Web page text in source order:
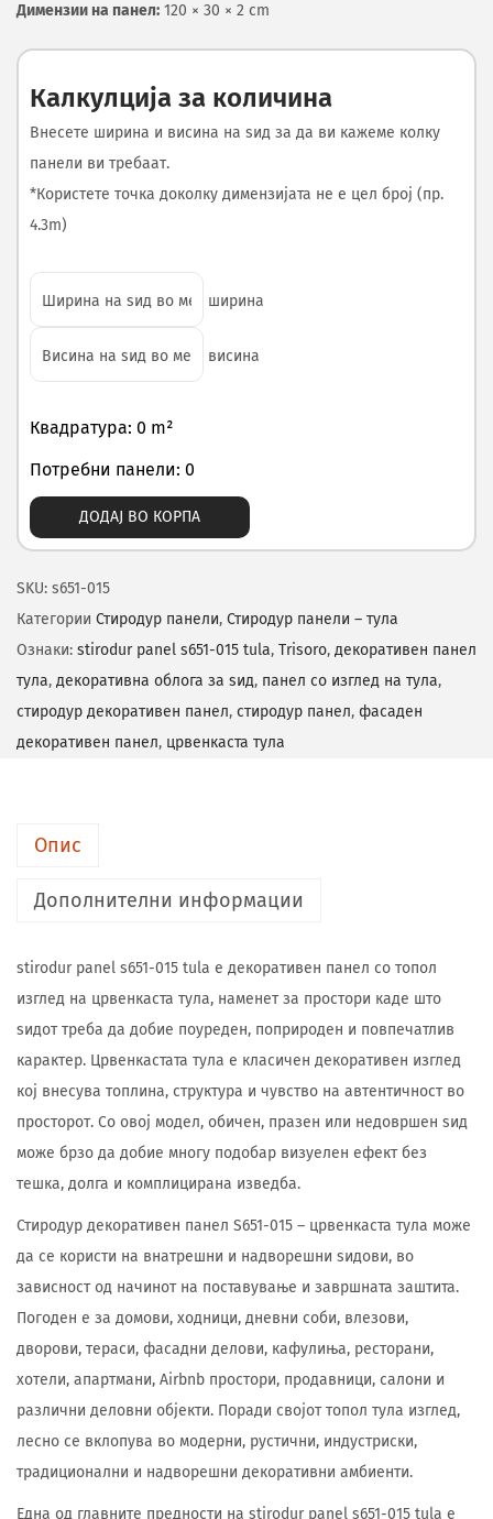
Димензии на панел: 120 × 30 × 2 cm
Калкулција за количина
Внесете ширина и висина на ѕид за да ви кажеме колку
панели ви требаат.
*Користете точка доколку димензијата не е цел број (пр.
4.3m)
ширина
висина
Квадратура: 0 m²
Потребни панели: 0
ДОДАЈ ВО КОРПА
SKU: s651-015
Категории Стиродур панели, Стиродур панели – тула
Ознаки: stirodur panel s651-015 tula, Trisoro, декоративен панел
тула, декоративна облога за ѕид, панел со изглед на тула,
стиродур декоративен панел, стиродур панел, фасаден
декоративен панел, црвенкаста тула
Опис
Дополнителни информации
stirodur panel s651-015 tula е декоративен панел со топол
изглед на црвенкаста тула, наменет за простори каде што
ѕидот треба да добие поуреден, поприроден и повпечатлив
карактер. Црвенкастата тула е класичен декоративен изглед
кој внесува топлина, структура и чувство на автентичност во
просторот. Со овој модел, обичен, празен или недовршен ѕид
може брзо да добие многу подобар визуелен ефект без
тешка, долга и комплицирана изведба.
Стиродур декоративен панел S651-015 – црвенкаста тула може
да се користи на внатрешни и надворешни ѕидови, во
зависност од начинот на поставување и завршната заштита.
Погоден е за домови, ходници, дневни соби, влезови,
дворови, тераси, фасадни делови, кафулиња, ресторани,
хотели, апартмани, Airbnb простори, продавници, салони и
различни деловни објекти. Поради својот топол тула изглед,
лесно се вклопува во модерни, рустични, индустриски,
традиционални и надворешни декоративни амбиенти.
Една од главните предности на stirodur panel s651-015 tula е